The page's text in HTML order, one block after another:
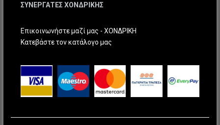
ΣΥΝΕΡΓΑΤΕΣ ΧΟΝΔΡΙΚΗΣ
Επικοινωνήστε μαζί μας - ΧΟΝΔΡΙΚΗ
Κατεβάστε τον κατάλογο μας